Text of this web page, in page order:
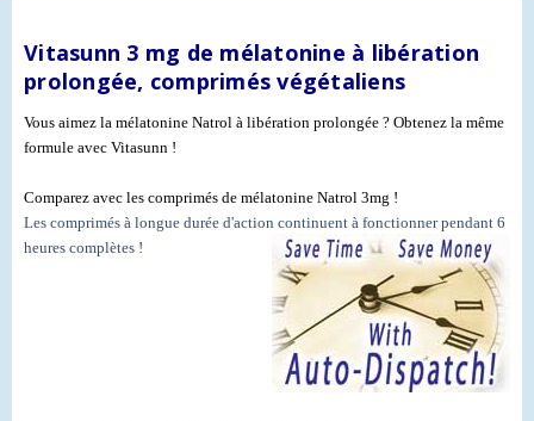
Vitasunn 3 mg de mélatonine à libération
prolongée, comprimés végétaliens
Vous aimez la mélatonine Natrol à libération prolongée ? Obtenez la même
formule avec Vitasunn !
Comparez avec les comprimés de mélatonine Natrol 3mg !
Les comprimés à longue durée d'action continuent à fonctionner pendant 6
heures complètes !